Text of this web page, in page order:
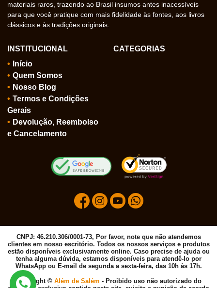
materiais raros, trazendo ao Brasil insumos antes inacessíveis
para que você pratique com mais fidelidade às fontes, aos livros
clássicos e às tradições originais.
INSTITUCIONAL
Início
Quem Somos
Nosso Blog
Termos e Condições
Gerais
Devolução, Reembolso
e Cancelamento
CATEGORIAS
CNPJ: 46.210.306/0001-73, Por favor, note que não atendemos
clientes em nosso escritório. Todos os nossos serviços e produtos
estão disponíveis exclusivamente online. Caso precise de ajuda ou
tenha alguma dúvida, estamos disponíveis para atendê-lo por
WhatsApp ou E-mail de segunda a sexta-feira, das 10h às 17h.
Copyright © Além de Salém - Proibido uso não autorizado do